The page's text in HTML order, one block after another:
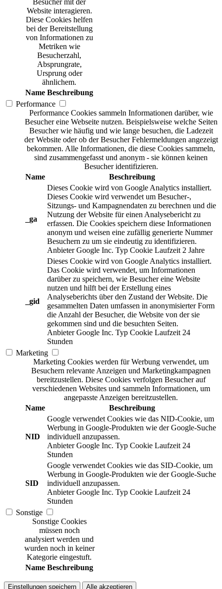
Besucher mit der
Website interagieren.
Diese Cookies helfen
bei der Bereitstellung
von Informationen zu
Metriken wie
Besucherzahl,
Absprungrate,
Ursprung oder
ähnlichem.
Name Beschreibung
Performance
Performance Cookies sammeln Informationen darüber, wie
Besucher eine Webseite nutzen. Beispielsweise welche Seiten
Besucher wie häufig und wie lange besuchen, die Ladezeit
der Website oder ob der Besucher Fehlermeldungen angezeigt
bekommen. Alle Informationen, die diese Cookies sammeln,
sind zusammengefasst und anonym - sie können keinen
Besucher identifizieren.
Name
Beschreibung
_ga
Dieses Cookie wird von Google Analytics installiert.
Dieses Cookie wird verwendet um Besucher-,
Sitzungs- und Kampagnendaten zu berechnen und die
Nutzung der Website für einen Analysebericht zu
erfassen. Die Cookies speichern diese Informationen
anonym und weisen eine zufällig generierte Nummer
Besuchern zu um sie eindeutig zu identifizieren.
Anbieter Google Inc. Typ Cookie Laufzeit 2 Jahre
_gid
Dieses Cookie wird von Google Analytics installiert.
Das Cookie wird verwendet, um Informationen
darüber zu speichern, wie Besucher eine Website
nutzen und hilft bei der Erstellung eines
Analyseberichts über den Zustand der Website. Die
gesammelten Daten umfassen in anonymisierter Form
die Anzahl der Besucher, die Website von der sie
gekommen sind und die besuchten Seiten.
Anbieter Google Inc. Typ Cookie Laufzeit 24
Stunden
Marketing
Marketing Cookies werden für Werbung verwendet, um
Besuchern relevante Anzeigen und Marketingkampagnen
bereitzustellen. Diese Cookies verfolgen Besucher auf
verschiedenen Websites und sammeln Informationen, um
angepasste Anzeigen bereitzustellen.
Name
Beschreibung
NID
Google verwendet Cookies wie das NID-Cookie, um
Werbung in Google-Produkten wie der Google-Suche
individuell anzupassen.
Anbieter Google Inc. Typ Cookie Laufzeit 24
Stunden
SID
Google verwendet Cookies wie das SID-Cookie, um
Werbung in Google-Produkten wie der Google-Suche
individuell anzupassen.
Anbieter Google Inc. Typ Cookie Laufzeit 24
Stunden
Sonstige
Sonstige Cookies
müssen noch
analysiert werden und
wurden noch in keiner
Kategorie eingestuft.
Name Beschreibung
Einstellungen speichern Alle akzeptieren